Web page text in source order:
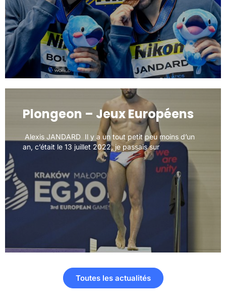
Plongeon – Jeux Européens
Alexis JANDARD Il y a un tout petit peu moins d’un
an, c’était le 13 juillet 2022, je passais sur
Plongeon – Jeux Européens
Alexis JANDARD Il y a un tout petit peu moins d’un
an, c’était le 13 juillet 2022, je passais sur
Toutes les actualités